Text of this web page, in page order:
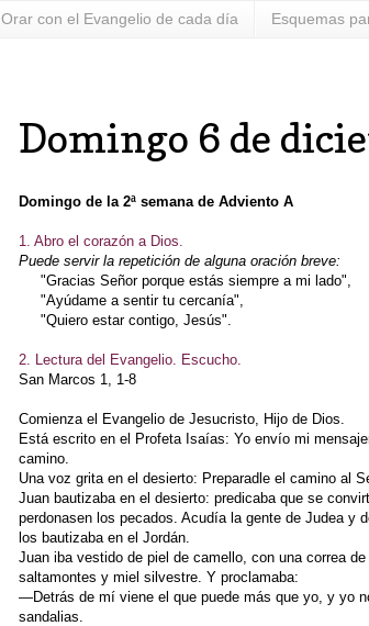
Orar con el Evangelio de cada día Esquemas
Domingo 6 de
Domingo de la 2ª semana de Adviento A
1. Abro el corazón a Dios.
Puede servir la repetición de alguna oración breve:
"Gracias Señor porque estás siempre a mi lado",
"Ayúdame a sentir tu cercanía",
"Quiero estar contigo, Jesús".
2. Lectura del Evangelio. Escucho.
San Marcos 1, 1‑8
Comienza el Evangelio de Jesucristo, Hijo de Dios.
Está escrito en el Profeta Isaías: Yo envío mi
camino.
Una voz grita en el desierto: Preparadle el camino al
Juan bautizaba en el desierto: predicaba que se
perdonasen los pecados. Acudía la gente de Judea y
los bautizaba en el Jordán.
Juan iba vestido de piel de camello, con una correa
saltamontes y miel silvestre. Y proclamaba:
—Detrás de mí viene el que puede más que yo, y yo
sandalias.